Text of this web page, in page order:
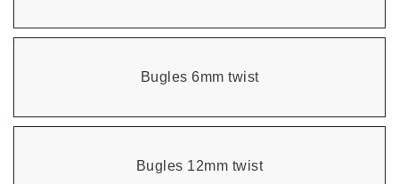
Bugles 6mm twist
Bugles 12mm twist